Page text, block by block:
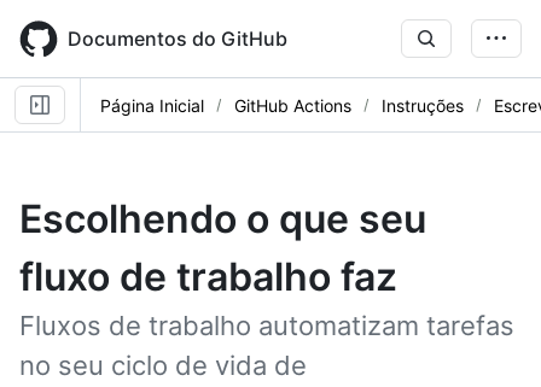
main
content
Documentos do GitHub
Página Inicial GitHub Actions Instruções
Escolhendo o que seu
fluxo de trabalho faz
Fluxos de trabalho automatizam tarefas
no seu ciclo de vida de